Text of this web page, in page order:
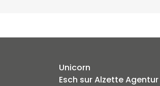
Unicorn
Esch sur Alzette Agentur